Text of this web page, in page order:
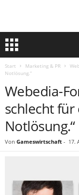
Start Marketing & PR
Notlösung.“
Webedia-
schlecht
Notlösung.“
Von Gameswirtschaft - 17.